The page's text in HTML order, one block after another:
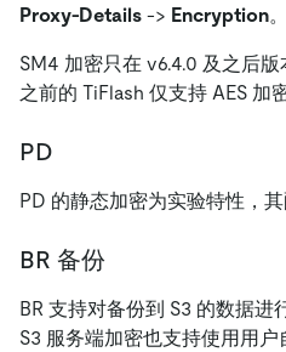
Proxy-Details -> Encryption。
SM4 加密只在 v6.4.0 及之后
之前的 TiFlash 仅支持 AES 加密
PD
PD 的静态加密为实验特性，其
BR 备份
BR 支持对备份到 S3 的数据进
S3 服务端加密也支持使用用户